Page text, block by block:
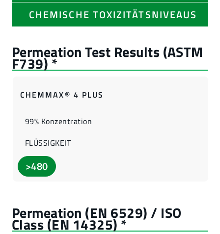
CHEMISCHE TOXIZITÄTSNIVEAUS
CHEMMAX® 4 PLUS
99% Konzentration
FLÜSSIGKEIT
>480